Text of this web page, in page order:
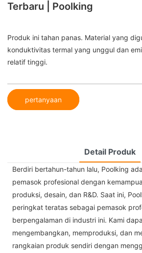
Terbaru | Poolking
Produk ini tahan panas. Material yang
konduktivitas termal yang unggul dan
relatif tinggi.
pertanyaan
Detail Produk
Berdiri bertahun-tahun lalu, Poolking
pemasok profesional dengan
produksi, desain, dan R&D. Saat ini,
peringkat teratas sebagai pemasok
berpengalaman di industri ini. Kami
mengembangkan, memproduksi, dan
rangkaian produk sendiri dengan